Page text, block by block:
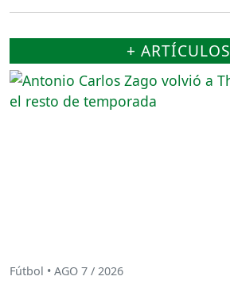
+ ARTÍCULOS
Fútbol • AGO 7 / 2026